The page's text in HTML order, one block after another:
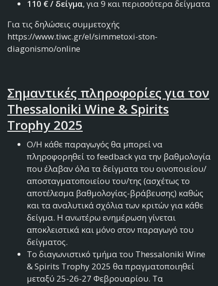
110 € / δείγμα, για 9 και περισσότερα δείγματα
Για τις δηλώσεις συμμετοχής
https://www.tiwc.gr/el/simmetoxi-ston-
diagonismo/online
Σημαντικές πληροφορίες για τον
Thessaloniki Wine & Spirits
Trophy 2025
Ο/Η κάθε παραγωγός θα μπορεί να
πληροφορηθεί το feedback για την βαθμολογία
που έλαβαν όλα τα δείγματα του οινοποιείου/
αποσταγματοποιείου του/της (ασχέτως το
αποτέλεσμα βαθμολογίας-βράβευσης) καθώς
και τα αναλυτικά σχόλια των κριτών για κάθε
δείγμα. Η ανωτέρω ενημέρωση γίνεται
αποκλειστικά και μόνο στον παραγωγό του
δείγματος.
Το διαγωνιστικό τμήμα του Thessaloniki Wine
& Spirits Trophy 2025 θα πραγματοποιηθεί
μεταξύ 25-26-27 Φεβρουαρίου. Τα